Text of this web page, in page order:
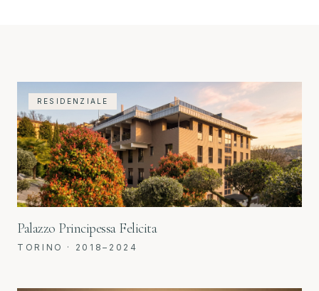
Progetti realizzati
RESIDENZIALE
Palazzo Principessa Felicita
TORINO · 2018–2024